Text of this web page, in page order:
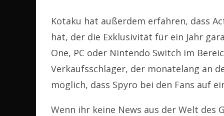
Kotaku hat außerdem erfahren, dass
hat, der die Exklusivität für ein Jahr
One, PC oder Nintendo Switch im
Verkaufsschlager, der monatelang an
möglich, dass Spyro bei den Fans auf
Wenn ihr keine News aus der Welt